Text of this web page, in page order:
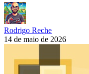
Rodrigo Reche
14 de maio de 2026